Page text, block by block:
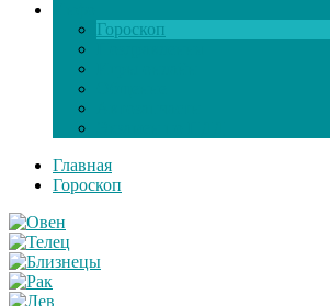
Гороскоп
Главная
Гороскоп